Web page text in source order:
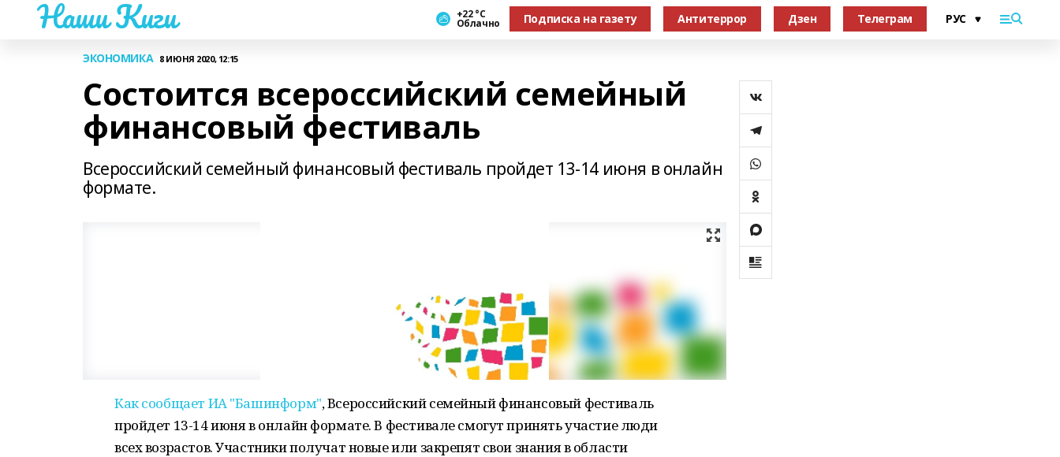
Наши Киги +22 °С
Облачно Подписка на газету Антитеррор Дзен Телеграм
ЭКОНОМИКА 8 ИЮНЯ 2020, 12:15
Состоится всероссийский семейный
финансовый фестиваль
Всероссийский семейный финансовый фестиваль пройдет 13-14 июня в онлайн
формате.
Как сообщает ИА "Башинформ", Всероссийский семейный финансовый фестиваль
пройдет 13-14 июня в онлайн формате. В фестивале смогут принять участие люди
всех возрастов. Участники получат новые или закрепят свои знания в области